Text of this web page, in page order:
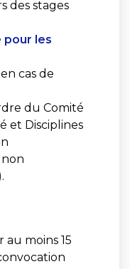
des stages
pour les
cas de
du Comité
et Disciplines
moins 15